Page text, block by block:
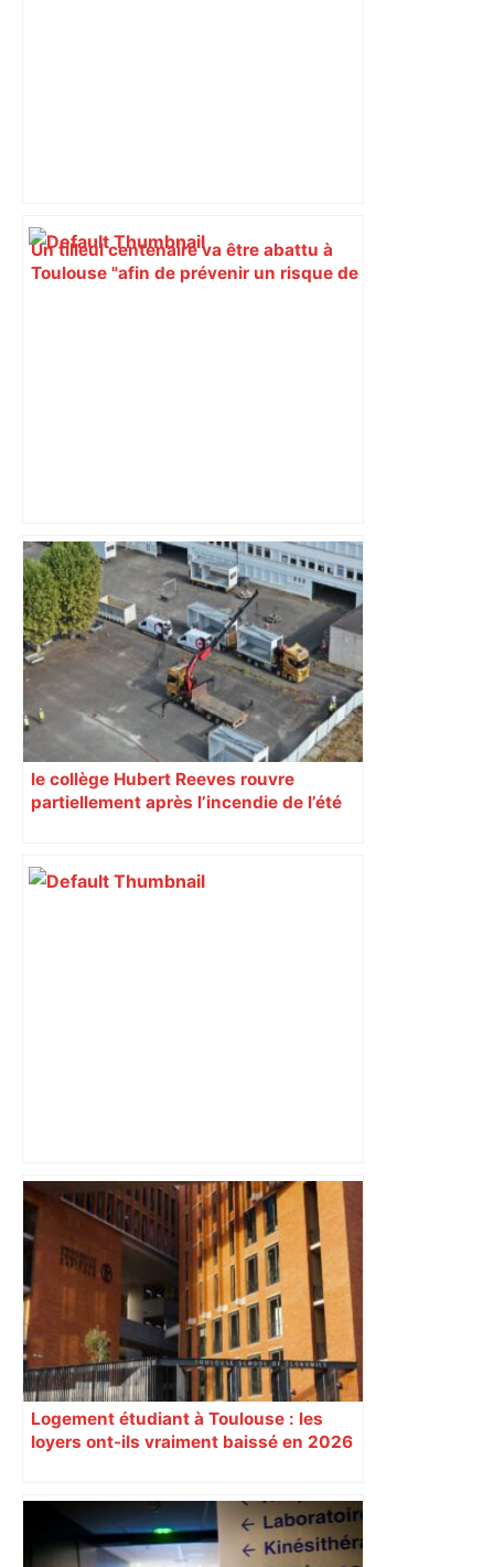
Un tilleul centenaire va être abattu à
Toulouse "afin de prévenir un risque de
Lyon – Stade Toulousain : comment
Toulouse a frappé fort à Lyon pour
conclure une semaine agitée –
ladepeche.fr
le collège Hubert Reeves rouvre
partiellement après l’incendie de l’été
Alliance PS/LFI à Toulouse : Marc
Sztulman claque la porte – RMC
Logement étudiant à Toulouse : les
loyers ont-ils vraiment baissé en 2026